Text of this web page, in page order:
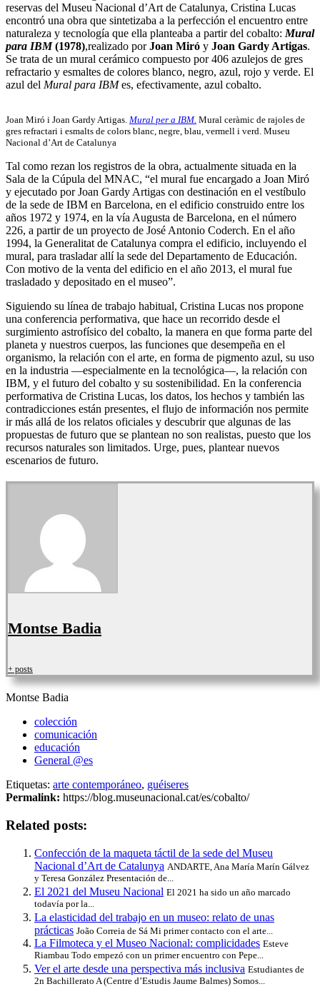
reservas del Museu Nacional d’Art de Catalunya, Cristina Lucas
encontró una obra que sintetizaba a la perfección el encuentro entre
naturaleza y tecnología que ella planteaba a partir del cobalto: Mural
para IBM(1978),realizado porJoan Miró y Joan Gardy Artigas.
Se trata de un mural cerámico compuesto por 406 azulejos de gres
refractario y esmaltes de colores blanco, negro, azul, rojo y verde. El
azul del Mural para IBMes, efectivamente, azul cobalto.
Joan Miró i Joan Gardy Artigas. Mural per a IBM. Mural ceràmic de rajoles de
gres refractari i esmalts de colors blanc, negre, blau, vermell i verd. Museu
Nacional d’Art de Catalunya
Tal como rezan los registros de la obra, actualmente situada en la
Sala de la Cúpula del MNAC, “el mural fue encargado a Joan Miró
y ejecutado por Joan Gardy Artigas con destinación en el vestíbulo
de la sede de IBM en Barcelona, en el edificio construido entre los
años 1972 y 1974, en la vía Augusta de Barcelona, en el número
226, a partir de un proyecto de José Antonio Coderch. En el año
1994, la Generalitat de Catalunya compra el edificio, incluyendo el
mural, para trasladar allí la sede del Departamento de Educación.
Con motivo de la venta del edificio en el año 2013, el mural fue
trasladado y depositado en el museo”.
Siguiendo su línea de trabajo habitual, Cristina Lucas nos propone
una conferencia performativa, que hace un recorrido desde el
surgimiento astrofísico del cobalto, la manera en que forma parte del
planeta y nuestros cuerpos, las funciones que desempeña en el
organismo, la relación con el arte, en forma de pigmento azul, su uso
en la industria —especialmente en la tecnológica—, la relación con
IBM, y el futuro del cobalto y su sostenibilidad. En la conferencia
performativa de Cristina Lucas, los datos, los hechos y también las
contradicciones están presentes, el flujo de información nos permite
ir más allá de los relatos oficiales y descubrir que algunas de las
propuestas de futuro que se plantean no son realistas, puesto que los
recursos naturales son limitados. Urge, pues, plantear nuevos
escenarios de futuro.
Montse Badia
+ posts
Montse Badia
colección
comunicación
educación
General @es
Etiquetas: arte contemporáneo, guéiseres
Permalink: https://blog.museunacional.cat/es/cobalto/
Related posts:
Confección de la maqueta táctil de la sede del Museu
Nacional d’Art de Catalunya ANDARTE, Ana María Marín Gálvez
y Teresa González Presentación de...
El 2021 del Museu Nacional El 2021 ha sido un año marcado
todavía por la...
La elasticidad del trabajo en un museo: relato de unas
prácticas João Correia de Sá Mi primer contacto con el arte...
La Filmoteca y el Museo Nacional: complicidades Esteve
Riambau Todo empezó con un primer encuentro con Pepe...
Ver el arte desde una perspectiva más inclusiva Estudiantes de
2n Bachillerato A (Centre d’Estudis Jaume Balmes) Somos...